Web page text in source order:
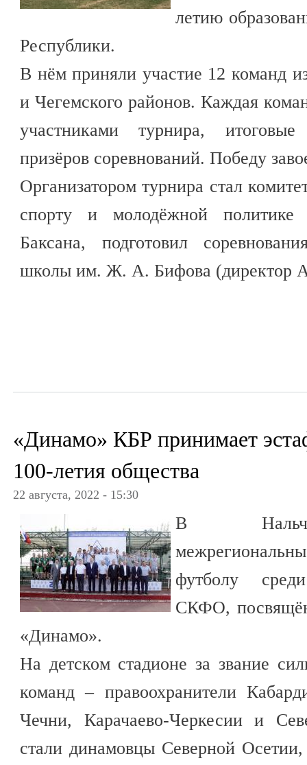
летию
Республики.
В нём приняли участие 12 команд
и Чегемского районов. Каждая
участниками турнира, итоговые
призёров соревнований. Победу
Организатором турнира стал
спорту и молодёжной политике
Баксана, подготовил
школы им. Ж. А. Бифова (директор
«Динамо» КБР принимает
100-летия общества
22 августа, 2022 - 15:30
В
футболу
СКФО,
«Динамо».
На детском стадионе за звание
команд – правоохранители
Чечни, Карачаево-Черкесии и
стали динамовцы Северной